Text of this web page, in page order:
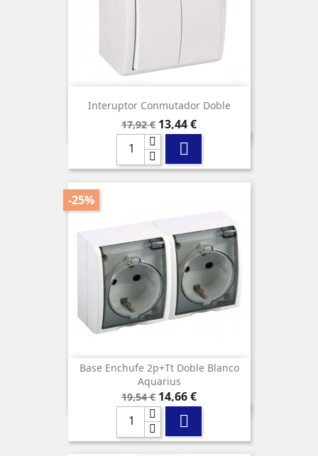
Interuptor Conmutador Doble
Precio
base
17,92 € Precio
13,44 €

Base Enchufe 2p+tt Doble Blanco
Aquarius
Precio
base
19,54 €
-25%
Precio
14,66 €
